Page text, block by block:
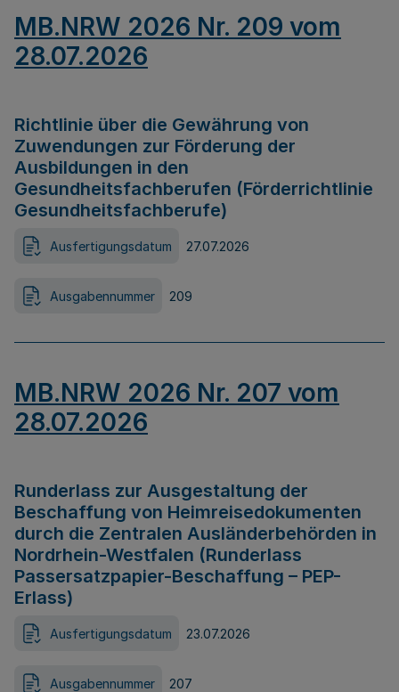
MB.NRW 2026 Nr. 209 vom
28.07.2026
Richtlinie über die Gewährung von
Zuwendungen zur Förderung der
Ausbildungen in den
Gesundheitsfachberufen (Förderrichtlinie
Gesundheitsfachberufe)
Ausfertigungsdatum 27.07.2026
Ausgabennummer 209
MB.NRW 2026 Nr. 207 vom
28.07.2026
Runderlass zur Ausgestaltung der
Beschaffung von Heimreisedokumenten
durch die Zentralen Ausländerbehörden in
Nordrhein-Westfalen (Runderlass
Passersatzpapier-Beschaffung – PEP-
Erlass)
Ausfertigungsdatum 23.07.2026
Ausgabennummer 207